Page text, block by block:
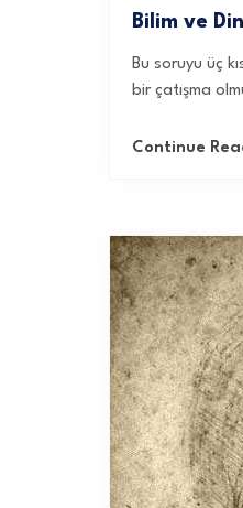
Bilim ve
Bu soruyu üç
bir çatışma
Continue